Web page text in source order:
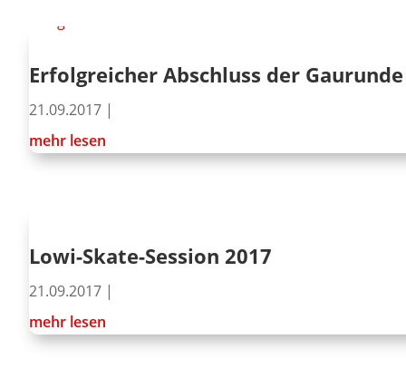
Erfolgreicher Abschluss der
21.09.2017 |
mehr lesen
Lowi-Skate-Session 2017
21.09.2017 |
mehr lesen